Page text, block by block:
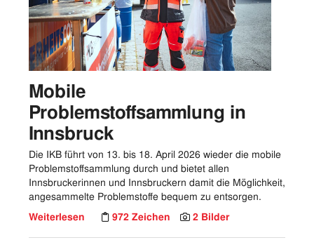
Mobile
Problemstoffsammlung in
Innsbruck
Die IKB führt von 13. bis 18. April 2026 wieder die mobile
Problemstoffsammlung durch und bietet allen
Innsbruckerinnen und Innsbruckern damit die Möglichkeit,
angesammelte Problemstoffe bequem zu entsorgen.
Weiterlesen
972 Zeichen 2 Bilder